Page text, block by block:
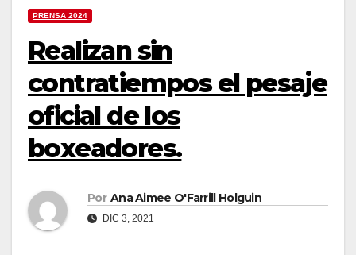
PRENSA 2024
Realizan sin
contratiempos el pesaje
oficial de los
boxeadores.
Por Ana Aimee O'Farrill Holguin
DIC 3, 2021